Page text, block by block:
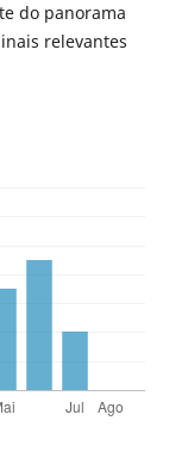
do panorama
relevantes